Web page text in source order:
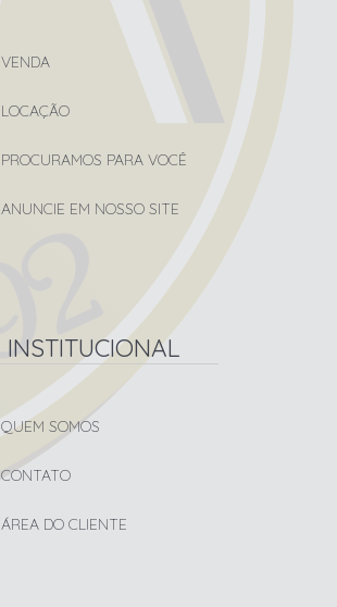
VENDA
LOCAÇÃO
PROCURAMOS PARA VOCÊ
ANUNCIE EM NOSSO SITE
INSTITUCIONAL
QUEM SOMOS
CONTATO
ÁREA DO CLIENTE